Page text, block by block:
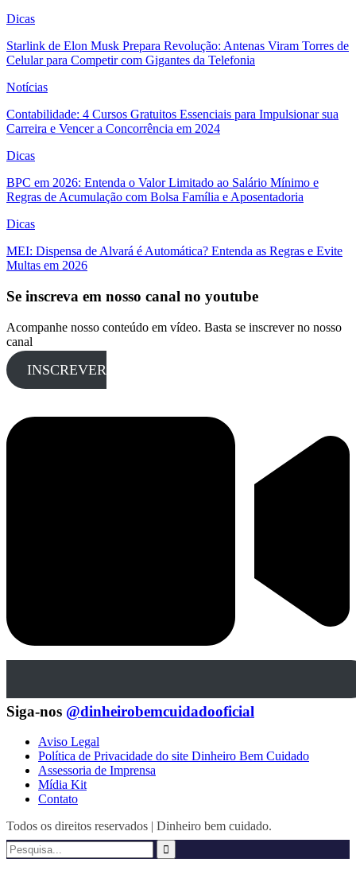
Dicas
Starlink de Elon Musk Prepara Revolução: Antenas Viram Torres de
Celular para Competir com Gigantes da Telefonia
Notícias
Contabilidade: 4 Cursos Gratuitos Essenciais para Impulsionar sua
Carreira e Vencer a Concorrência em 2024
Dicas
BPC em 2026: Entenda o Valor Limitado ao Salário Mínimo e
Regras de Acumulação com Bolsa Família e Aposentadoria
Dicas
MEI: Dispensa de Alvará é Automática? Entenda as Regras e Evite
Multas em 2026
Se inscreva em nosso canal no youtube
Acompanhe nosso conteúdo em vídeo. Basta se inscrever no nosso
canal
INSCREVER
Siga-nos @dinheirobemcuidadooficial
Aviso Legal
Política de Privacidade do site Dinheiro Bem Cuidado
Assessoria de Imprensa
Mídia Kit
Contato
Todos os direitos reservados | Dinheiro bem cuidado.